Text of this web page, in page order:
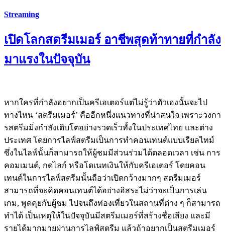
Streaming
เปิดโลกสตรีมเมอร์ อาชีพสุดท้าทายที่กำลัง
มาแรงในปัจจุบัน
หากใครที่กำลังอยากเป็นครีเอเตอร์แต่ไม่รู้ว่าตัวเองนั้นจะไป
ทางไหน ‘สตรีมเมอร์’ คืออีกหนึ่งแนวทางที่น่าสนใจ เพราะวงกา
รสตรีมมิ่งกำลังเติบโตอย่างรวดเร็วทั้งในประเทศไทย และต่าง
ประเทศ โดยการไลฟ์สตรีมเป็นการทำคอนเทนต์แบบเรียลไทม์
ซึ่งในไลฟ์นั้นก็สามารถให้ผู้ชมมีส่วนร่วมได้ตลอดเวลา เช่น การ
คอมเมนต์, กดไลก์ หรือโดเนทเงินให้กับครีเอเตอร์ โดยคอน
เทนต์ในการไลฟ์สตรีมนั้นถือว่าเปิดกว้างมากๆ สตรีมเมอร์
สามารถที่จะคิดคอนเทนต์ได้อย่างอิสระไม่ว่าจะเป็นการเล่น
เกม, พูดคุยกับผู้ชม ไปจนถึงท่องเที่ยวในสถานที่ต่าง ๆ ก็สามารถ
ทำได้ เป็นเหตุให้ในปัจจุบันมีสตรีมเมอร์ที่สร้างชื่อเสียง และมี
รายได้มากมายผ่านการไลฟ์สตรีม แล้วถ้าอยากเป็นสตรีมเมอร์